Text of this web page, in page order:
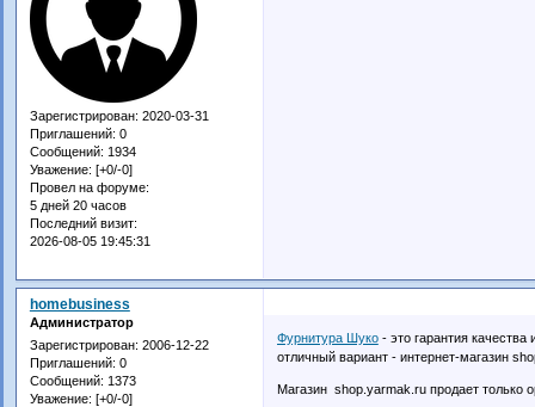
Зарегистрирован: 2020-03-31
Приглашений: 0
Сообщений: 1934
Уважение: [+0/-0]
Провел на форуме:
5 дней 20 часов
Последний визит:
2026-08-05 19:45:31
homebusiness
Администратор
Зарегистрирован: 2006-12-22
Приглашений: 0
Сообщений: 1373
Уважение: [+0/-0]
Фурнитура Шуко- это гарантия качества
отличный вариант - интернет-магазин
Магазин shop.yarmak.ru продает только